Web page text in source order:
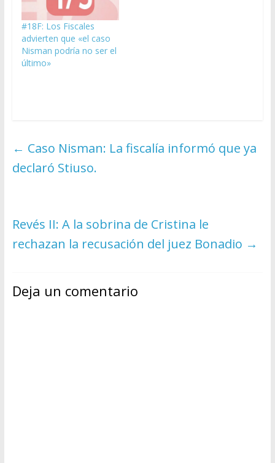
#18F: Los Fiscales
advierten que «el caso
Nisman podría no ser el
último»
← Caso Nisman: La fiscalía informó que ya
declaró Stiuso.
Revés II: A la sobrina de Cristina le
rechazan la recusación del juez Bonadio →
Deja un comentario